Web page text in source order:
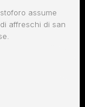
assume
affreschi di san